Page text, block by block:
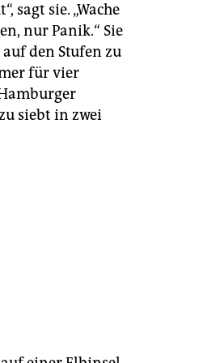
sagt sie. „Wache
nur Panik.“ Sie
den Stufen zu
für vier
siebt in zwei